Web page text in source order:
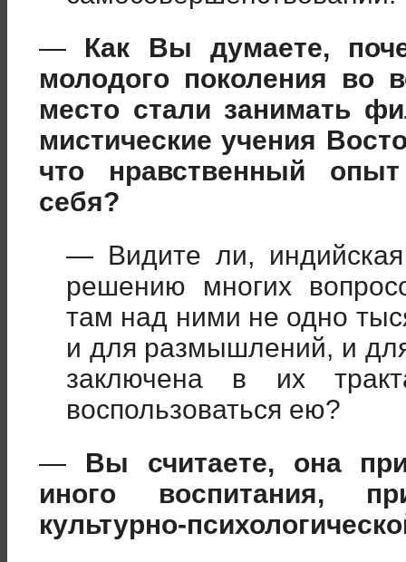
— Как Вы думаете,
молодого поколения во
место стали занимать
мистические учения
что нравственный опыт
себя?
— Видите ли,
решению многих
там над ними не одно
и для размышлений, и
заключена в их
воспользоваться ею?
— Вы считаете, она
иного воспитания,
культурно-